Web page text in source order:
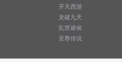
开天西游
龙破九天
乱世诸侯
至尊传说